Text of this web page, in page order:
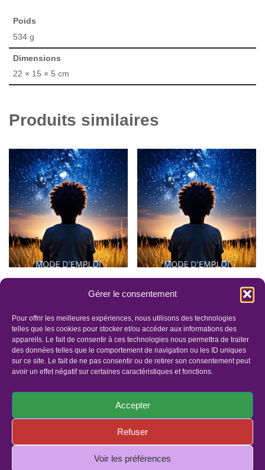
Gérer le consentement
Pour offrir les meilleures expériences, nous utilisons des technologies
telles que les cookies pour stocker et/ou accéder aux informations des
appareils. Le fait de consentir à ces technologies nous permettra de traiter
des données telles que le comportement de navigation ou les ID uniques
sur ce site. Le fait de ne pas consentir ou de retirer son consentement peut
avoir un effet négatif sur certaines caractéristiques et fonctions.
Accepter
Refuser
Voir les préférences
Poids
534 g
Dimensions
22 × 15 × 5 cm
Produits similaires
– La vie est ce que
Ebook
9.99 €
– La vie est ce que
Cultura
21.60
Politique de confidentialité
Politique de cookies (UE)